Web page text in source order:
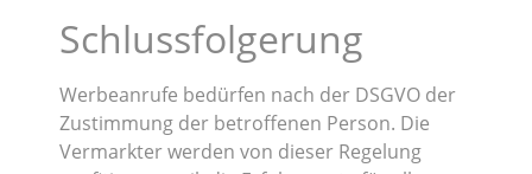
Schlussfolgerung
Werbeanrufe bedürfen nach der DSGVO der
Zustimmung der betroffenen Person. Die
Vermarkter werden von dieser Regelung